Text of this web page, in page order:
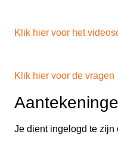
Klik hier voor het
Klik hier voor de vragen
Je dient ingelogd te zijn